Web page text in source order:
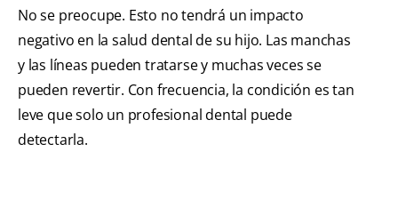
No se preocupe. Esto no tendrá un impacto
negativo en la salud dental de su hijo. Las manchas
y las líneas pueden tratarse y muchas veces se
pueden revertir. Con frecuencia, la condición es tan
leve que solo un profesional dental puede
detectarla.